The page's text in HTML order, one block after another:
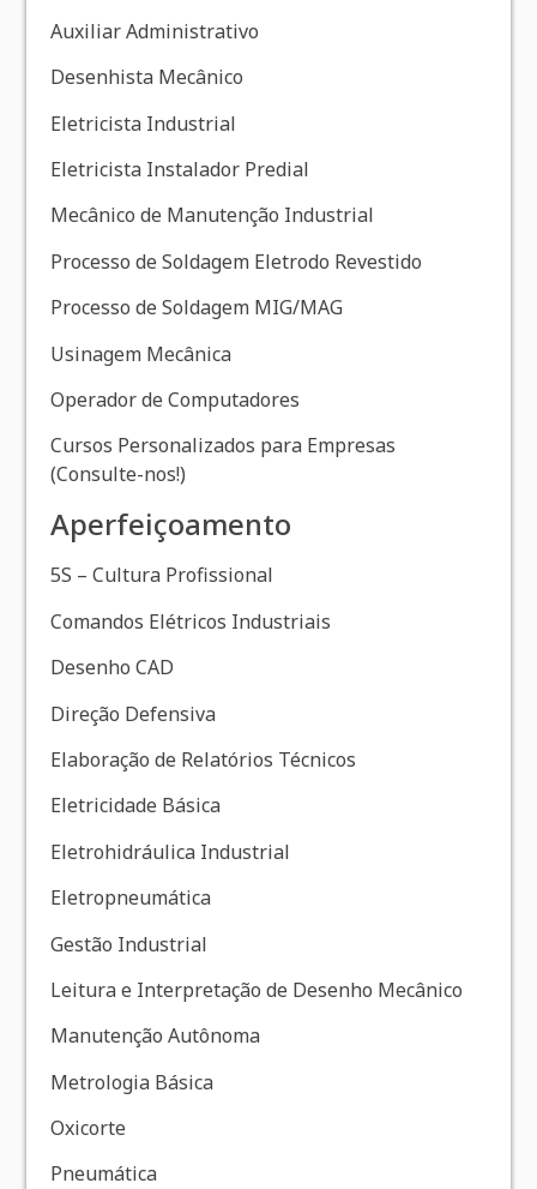
Auxiliar Administrativo
Desenhista Mecânico
Eletricista Industrial
Eletricista Instalador Predial
Mecânico de Manutenção Industrial
Processo de Soldagem Eletrodo Revestido
Processo de Soldagem MIG/MAG
Usinagem Mecânica
Operador de Computadores
Cursos Personalizados para Empresas
(Consulte-nos!)
Aperfeiçoamento
5S – Cultura Profissional
Comandos Elétricos Industriais
Desenho CAD
Direção Defensiva
Elaboração de Relatórios Técnicos
Eletricidade Básica
Eletrohidráulica Industrial
Eletropneumática
Gestão Industrial
Leitura e Interpretação de Desenho Mecânico
Manutenção Autônoma
Metrologia Básica
Oxicorte
Pneumática